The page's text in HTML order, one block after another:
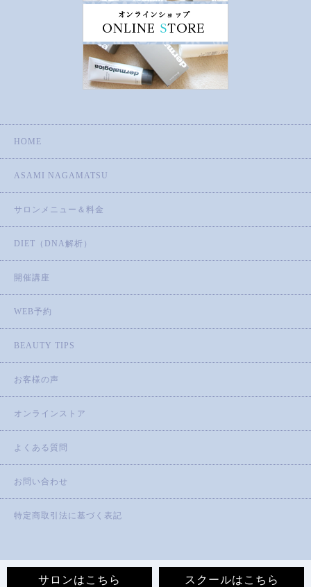
スクールはこちら
サロンはこちら
HOME
ASAMI NAGAMATSU
サロンメニュー＆料金
DIET（DNA解析）
開催講座
WEB予約
BEAUTY TIPS
お客様の声
オンラインストア
よくある質問
お問い合わせ
特定商取引法に基づく表記